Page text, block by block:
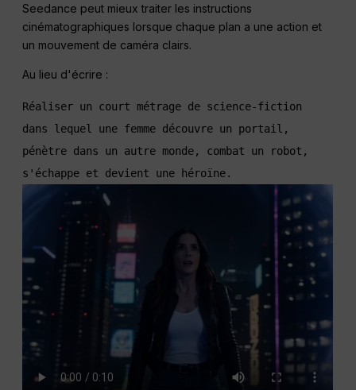
Seedance peut mieux traiter les instructions
cinématographiques lorsque chaque plan a une action et
un mouvement de caméra clairs.
Au lieu d'écrire :
Réaliser un court métrage de science-fiction
dans lequel une femme découvre un portail,
pénètre dans un autre monde, combat un robot,